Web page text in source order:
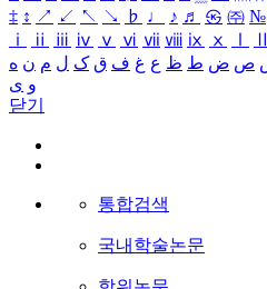
‡ ↕ ↗ ↙ ↖ ↘ ♭ ♩ ♪ ♬ ㉿ ㈜ №
ⅰ
ⅱ ⅲ ⅳ ⅴ ⅵ ⅶ ⅷ ⅸ ⅹ
ص ض ط ظ ع غ ف ق ک ل م ن ه
و ی
닫기
통합검색
국내학술논문